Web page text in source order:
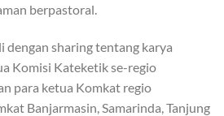
berpastoral.
dengan sharing tentang karya
Komisi Kateketik se-regio
para ketua Komkat regio
Banjarmasin, Samarinda, Tanjung